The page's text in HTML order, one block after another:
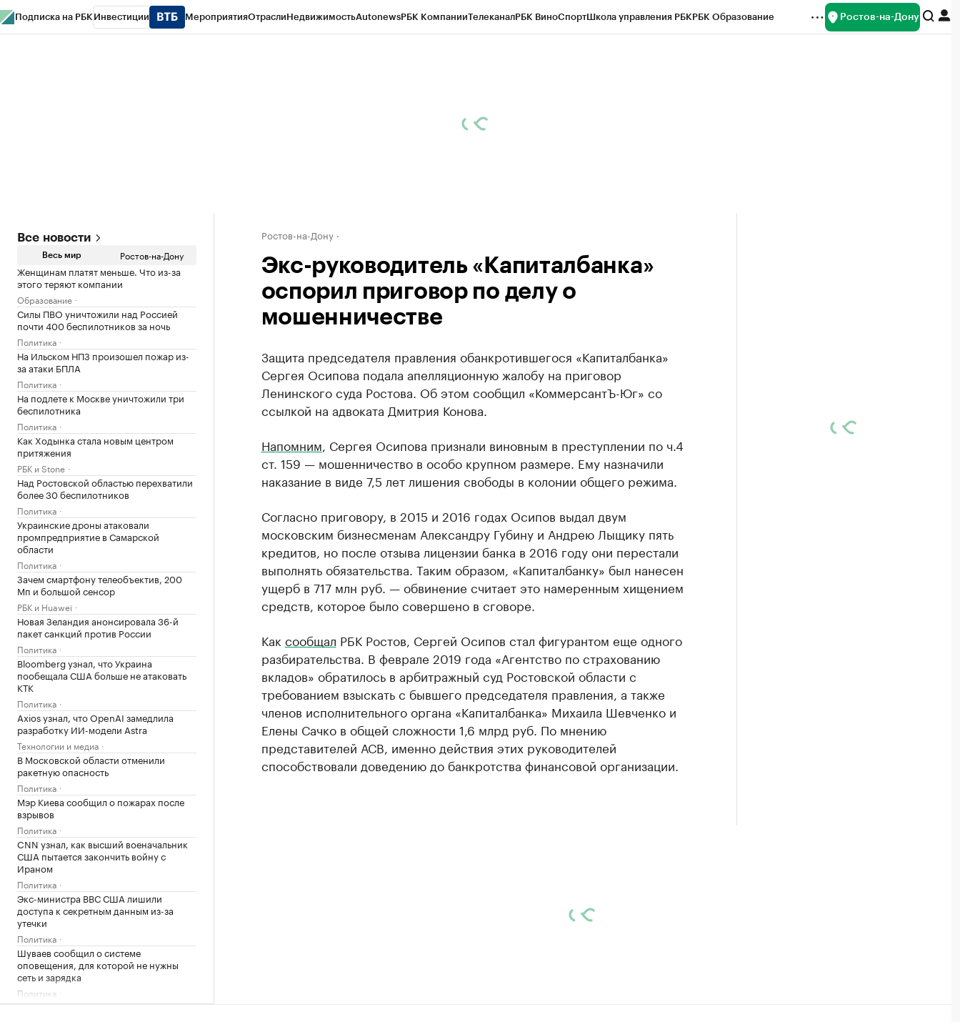
Подписка на РБК Инвестиции МероприятияОтраслиНедвижимостьAutonewsРБК КомпанииТелеканалРБК ВиноСпортШкола управления РБКРБК Образование Ростов-на-Дону
Все новости
Весь мир Ростов-на-Дону
Женщинам платят меньше. Что из-за
этого теряют компании
Образование
Силы ПВО уничтожили над Россией
почти 400 беспилотников за ночь
Политика
На Ильском НПЗ произошел пожар из-
за атаки БПЛА
Политика
На подлете к Москве уничтожили три
беспилотника
Политика
Как Ходынка стала новым центром
притяжения
РБК и Stone
Над Ростовской областью перехватили
более 30 беспилотников
Политика
Украинские дроны атаковали
промпредприятие в Самарской
области
Политика
Зачем смартфону телеобъектив, 200
Мп и большой сенсор
РБК и Huawei
Новая Зеландия анонсировала 36-й
пакет санкций против России
Политика
Bloomberg узнал, что Украина
пообещала США больше не атаковать
КТК
Политика
Axios узнал, что OpenAI замедлила
разработку ИИ-модели Astra
Технологии и медиа
В Московской области отменили
ракетную опасность
Политика
Мэр Киева сообщил о пожарах после
взрывов
Политика
CNN узнал, как высший военачальник
США пытается закончить войну с
Ираном
Политика
Экс-министра ВВС США лишили
доступа к секретным данным из-за
утечки
Политика
Шуваев сообщил о системе
оповещения, для которой не нужны
сеть и зарядка
Политика
В Московской области объявили
Ростов-на-Дону
Экс-руководитель «Капиталбанка»
оспорил приговор по делу о
мошенничестве
Защита председателя правления обанкротившегося «Капиталбанка»
Сергея Осипова подала апелляционную жалобу на приговор
Ленинского суда Ростова. Об этом сообщил «КоммерсантЪ-Юг» со
ссылкой на адвоката Дмитрия Конова.
Напомним , Сергея Осипова признали виновным в преступлении по ч.4
ст. 159 — мошенничество в особо крупном размере. Ему назначили
наказание в виде 7,5 лет лишения свободы в колонии общего режима.
Согласно приговору, в 2015 и 2016 годах Осипов выдал двум
московским бизнесменам Александру Губину и Андрею Лыщику пять
кредитов, но после отзыва лицензии банка в 2016 году они перестали
выполнять обязательства. Таким образом, «Капиталбанку» был нанесен
ущерб в 717 млн руб. — обвинение считает это намеренным хищением
средств, которое было совершено в сговоре.
Как сообщал РБК Ростов, Сергей Осипов стал фигурантом еще одного
разбирательства. В феврале 2019 года «Агентство по страхованию
вкладов» обратилось в арбитражный суд Ростовской области с
требованием взыскать с бывшего председателя правления, а также
членов исполнительного органа «Капиталбанка» Михаила Шевченко и
Елены Сачко в общей сложности 1,6 млрд руб. По мнению
представителей АСВ, именно действия этих руководителей
способствовали доведению до банкротства финансовой организации.